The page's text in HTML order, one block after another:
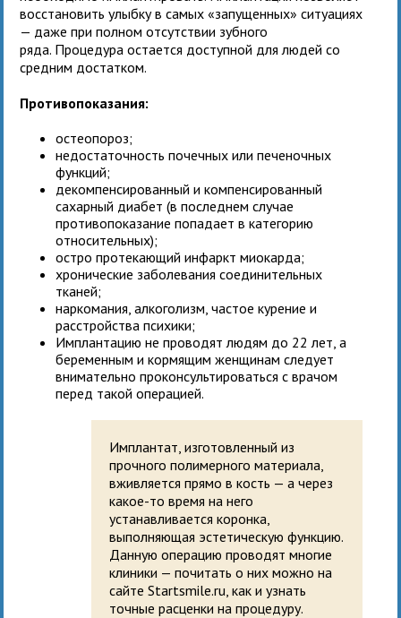
восстановить улыбку в самых «запущенных» ситуациях
— даже при полном отсутствии зубного
ряда. Процедура остается доступной для людей со
средним достатком.
Противопоказания:
остеопороз;
недостаточность почечных или печеночных
функций;
декомпенсированный и компенсированный
сахарный диабет (в последнем случае
противопоказание попадает в категорию
относительных);
остро протекающий инфаркт миокарда;
хронические заболевания соединительных
тканей;
наркомания, алкоголизм, частое курение и
расстройства психики;
Имплантацию не проводят людям до 22 лет, а
беременным и кормящим женщинам следует
внимательно проконсультироваться с врачом
перед такой операцией.
Имплантат, изготовленный из
прочного полимерного материала,
вживляется прямо в кость — а через
какое-то время на него
устанавливается коронка,
выполняющая эстетическую функцию.
Данную операцию проводят многие
клиники — почитать о них можно на
сайте Startsmile.ru, как и узнать
точные расценки на процедуру.